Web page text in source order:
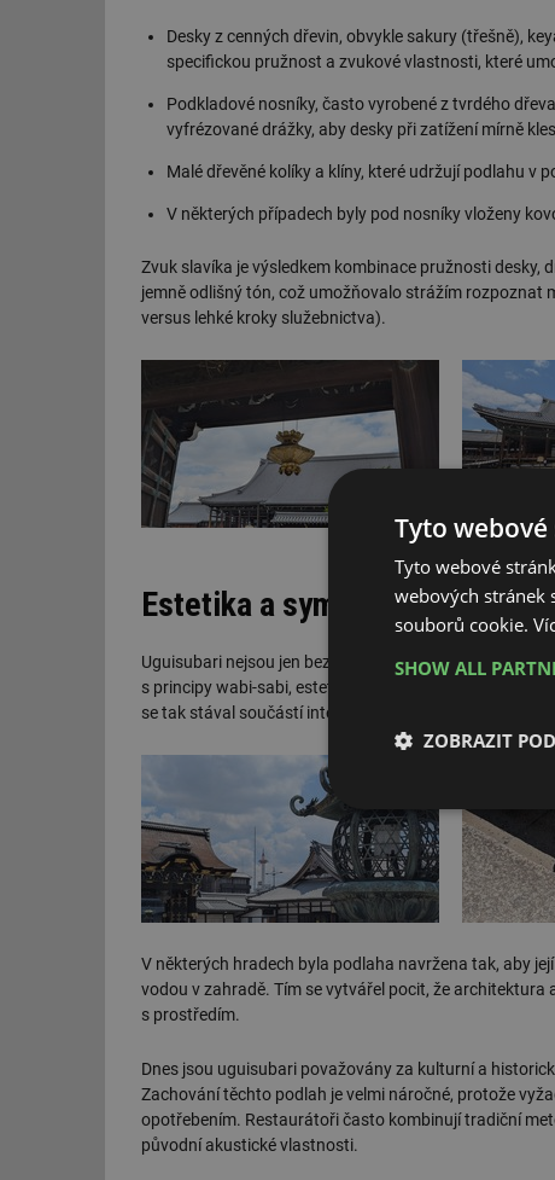
Desky z cenných dřevin, obvykle sakury (třešně),
specifickou pružnost a zvukové vlastnosti, které
Podkladové nosníky, často vyrobené z tvrdého
vyfrézované drážky, aby desky při zatížení mírně
Malé dřevěné kolíky a klíny, které udržují podlahu v
V některých případech byly pod nosníky vloženy
Zvuk slavíka je výsledkem kombinace pružnosti desky,
jemně odlišný tón, což umožňovalo strážím rozpoznat
versus lehké kroky služebnictva).
Estetika a symbolika
Uguisubari nejsou jen bezpečnostním prvkem, ale také
s principy wabi-sabi, estetickým ideálem
se tak stával součástí interaktivního prožitku prostoru,
V některých hradech byla podlaha navržena tak, aby
vodou v zahradě. Tím se vytvářel pocit, že
s prostředím.
Dnes jsou uguisubari považovány za kulturní a
Zachování těchto podlah je velmi náročné, protože
opotřebením. Restaurátoři často kombinují tradiční
původní akustické vlastnosti.
Tyto
Tyto webové
webových stránek
souborů cookie.
SHOW ALL
ZOBRAZIT
Nezbytně nutné
soubory
Nezbytně nutné
stránky nelze bez
Název